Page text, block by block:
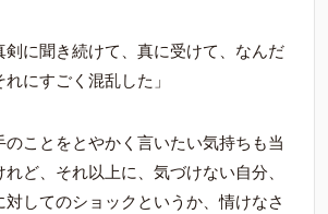
剣に聞き続けて、真に受けて、なんだ
にすごく混乱した」
ことをとやかく言いたい気持ちも当
ど、それ以上に、気づけない自分、
対してのショックというか、情けなさ